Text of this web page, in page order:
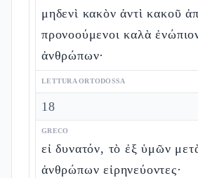
μηδενὶ κακὸν ἀντὶ κακοῦ
προνοούμενοι καλὰ
ἀνθρώπων·
LETTURA ORTODOSSA
18
GRECO
εἰ δυνατόν, τὸ ἐξ ὑμῶν
ἀνθρώπων εἰρηνεύοντες·